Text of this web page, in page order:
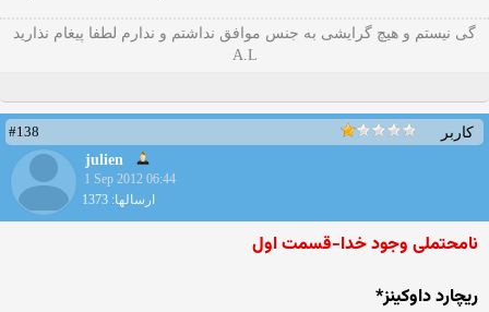
گی نیستم و هیچ گرایشی به جنس موافق نداشتم و ندارم لطفا پیغام نذارید
A.L
کاربر
#138
julien
1 Sep 2012 06:44
ارسالها: 1373
نامحتملی وجود خدا-قسمت اول
ریچارد داوکینز*